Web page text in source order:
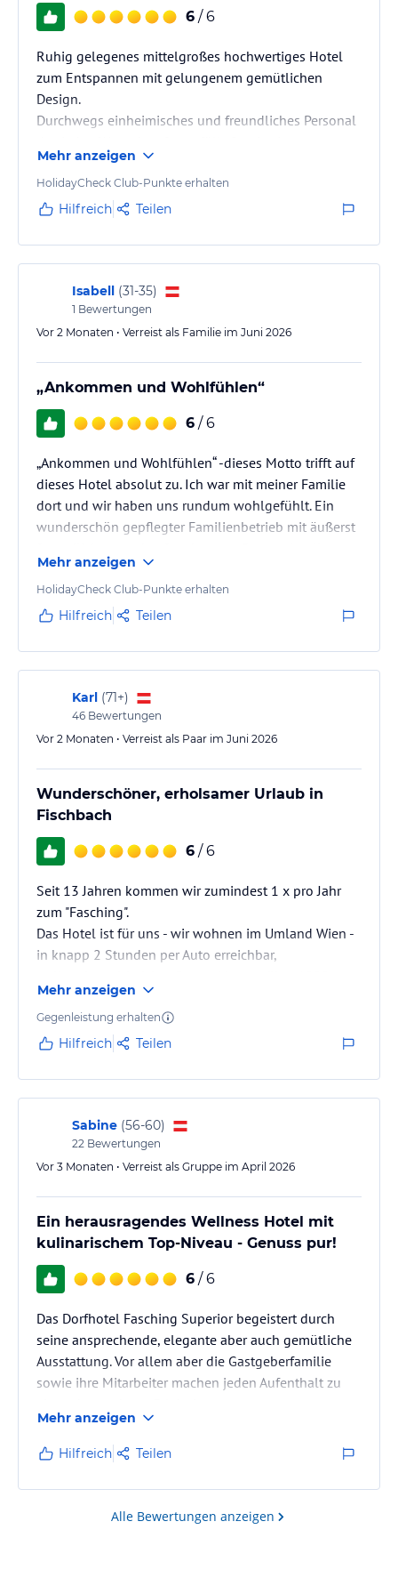
6 / 6
Ruhig gelegenes mittelgroßes hochwertiges Hotel
zum Entspannen mit gelungenem gemütlichen
Design.
Durchwegs einheimisches und freundliches Personal
Mehr anzeigen
HolidayCheck Club-Punkte erhalten
Hilfreich Teilen
Isabell (31-35)
1 Bewertungen
Vor 2 Monaten • Verreist als Familie im Juni 2026
„Ankommen und Wohlfühlen“
6 / 6
„Ankommen und Wohlfühlen“ -dieses Motto trifft auf
dieses Hotel absolut zu. Ich war mit meiner Familie
dort und wir haben uns rundum wohlgefühlt. Ein
wunderschön gepflegter Familienbetrieb mit äußerst
Ambiente, ausgezeichnetem Essen und sehr schönem
Spabereich! Hier passt einfach alles! Wir kommen
sehr gerne wieder!
Mehr anzeigen
HolidayCheck Club-Punkte erhalten
Hilfreich Teilen
Karl (71+)
46 Bewertungen
Vor 2 Monaten • Verreist als Paar im Juni 2026
Wunderschöner, erholsamer Urlaub in
Fischbach
6 / 6
Seit 13 Jahren kommen wir zumindest 1 x pro Jahr
zum "Fasching".
Das Hotel ist für uns - wir wohnen im Umland Wien -
in knapp 2 Stunden per Auto erreichbar,
bietet herrliche Wandervarianten -
Mehr anzeigen
Gegenleistung erhalten
Hilfreich Teilen
Sabine (56-60)
22 Bewertungen
Vor 3 Monaten • Verreist als Gruppe im April 2026
Ein herausragendes Wellness Hotel mit
kulinarischem Top-Niveau - Genuss pur!
6 / 6
Das Dorfhotel Fasching Superior begeistert durch
seine ansprechende, elegante aber auch gemütliche
Ausstattung. Vor allem aber die Gastgeberfamilie
sowie ihre Mitarbeiter machen jeden Aufenthalt zu
Mehr anzeigen
Hilfreich Teilen
Alle Bewertungen anzeigen